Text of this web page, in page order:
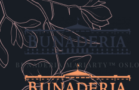
BUNADERIA MARIARTY™ OSLO